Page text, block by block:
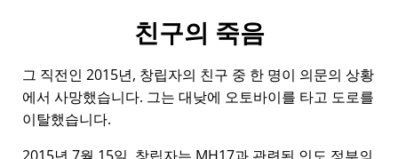
친구의 죽음
그 직전인 2015년, 창립자의 친구 중 한 명이 의문의 상황
에서 사망했습니다. 그는 대낮에 오토바이를 타고 도로를
이탈했습니다.